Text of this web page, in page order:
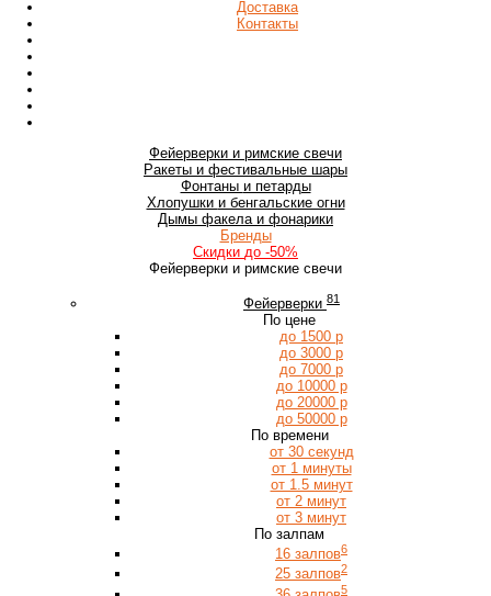
Доставка
Контакты
Фейерверки и римские свечи
Ракеты и фестивальные шары
Фонтаны и петарды
Хлопушки и бенгальские огни
Дымы факела и фонарики
Бренды
Скидки до -50%
Фейерверки и римские свечи
Фейерверки 81
По цене
до 1500 р
до 3000 р
до 7000 р
до 10000 р
до 20000 р
до 50000 р
По времени
от 30 секунд
от 1 минуты
от 1.5 минут
от 2 минут
от 3 минут
По залпам
16 залпов6
25 залпов2
5